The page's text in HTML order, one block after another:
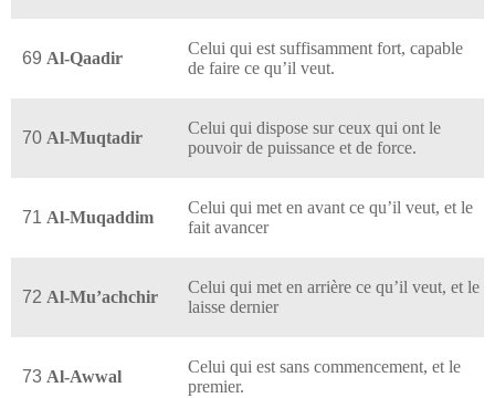
69 Al-Qaadir
Celui qui est suffisamment fort, capable
de faire ce qu’il veut.
70 Al-Muqtadir
Celui qui dispose sur ceux qui ont le
pouvoir de puissance et de force.
71 Al-Muqaddim
Celui qui met en avant ce qu’il veut, et le
fait avancer
72 Al-Mu’achchir
Celui qui met en arrière ce qu’il veut, et le
laisse dernier
73 Al-Awwal
Celui qui est sans commencement, et le
premier.